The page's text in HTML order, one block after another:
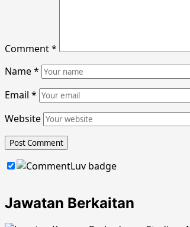
Comment*
Name*
Email *
Website
Jawatan Berkaitan